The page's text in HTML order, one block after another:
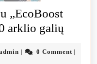
„EcoBoost
arklio galių
SHO“
auto_admin
0 Comment